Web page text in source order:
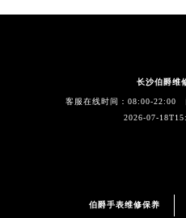
长沙伯爵维
客服在线时间：08:00-22:00
2026-07-
伯爵手表维修保养